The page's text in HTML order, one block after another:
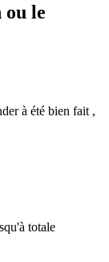
le
à été bien fait ,
totale